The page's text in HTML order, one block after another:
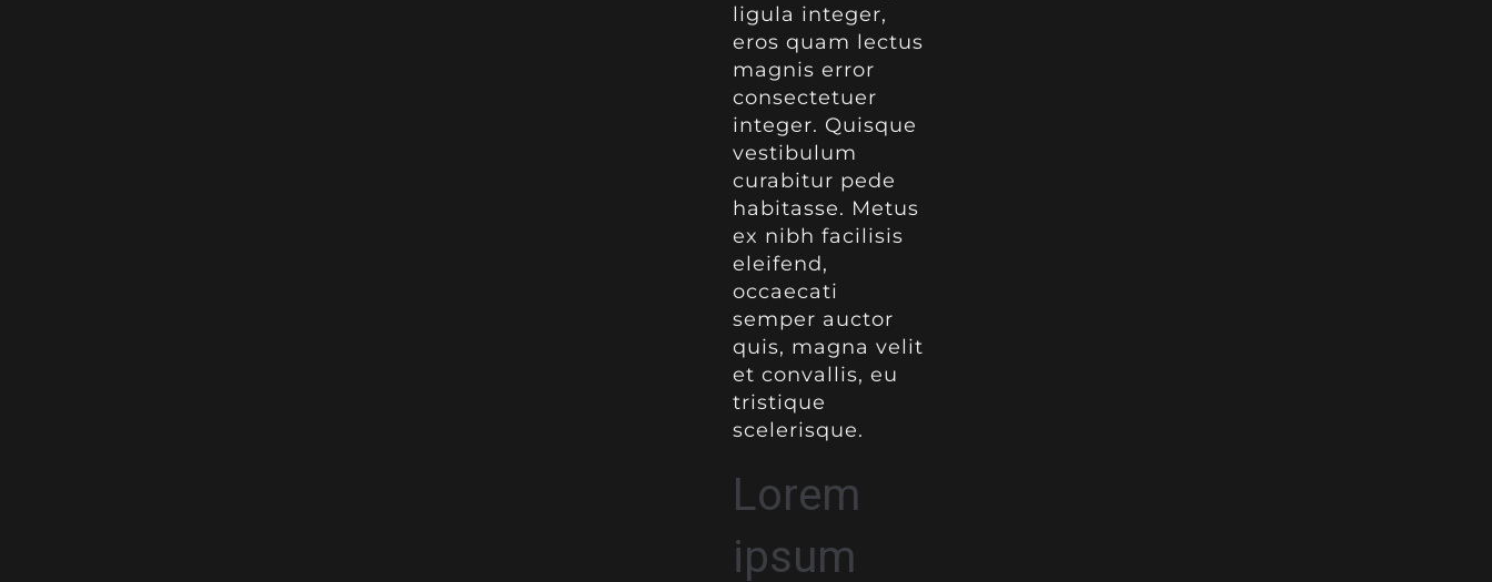
ligula integer,
eros quam lectus
magnis error
consectetuer
integer. Quisque
vestibulum
curabitur pede
habitasse. Metus
ex nibh facilisis
eleifend,
occaecati
semper auctor
quis, magna velit
et convallis, eu
tristique
scelerisque.
Lorem
ipsum